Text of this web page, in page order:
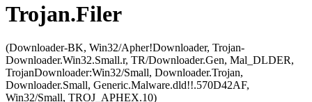
Trojan.Filer
(Downloader-BK, Win32/Apher!Downloader, Trojan-
Downloader.Win32.Small.r, TR/Downloader.Gen, Mal_DLDER,
TrojanDownloader:Win32/Small, Downloader.Trojan,
Downloader.Small, Generic.Malware.dld!!.570D42AF,
Win32/Small, TROJ_APHEX.10)